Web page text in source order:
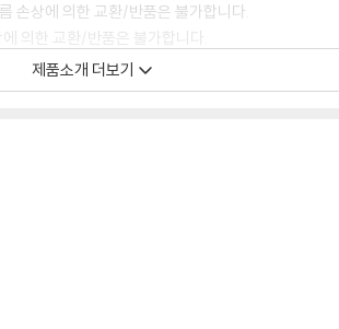
손상에 의한 교환/반품은 불가합니다.
의한 교환/반품은 불가합니다.
위해 개봉 시의 동영상을 요청할 수 있으며, 동영
니 최신 소프트웨어로 업데이트된 DVD/BD 전용
마른 천으로 닦으시거나, DVD 클리너 등 전용 제품
불가능한 경우가 있습니다. 독립형 전용 플레이어
며, 상품의 불량이 아닙니다. 단, 재생에 이상이 있
제품소개 더보기